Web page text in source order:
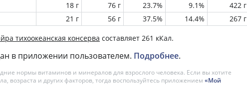
18 г 76 г 23.7% 9.1%
422 г
21 г 56 г 37.5% 14.4% 267 г
тихоокеанская консерва составляет 261 кКал.
в приложении пользователем. Подробнее.
нормы витаминов и минералов для взрослого человека. Если вы хотите
возраста и других факторов, тогда воспользуйтесь приложением «Мой